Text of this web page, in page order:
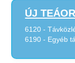
ÚJ
6120 -
6190 - Egyéb